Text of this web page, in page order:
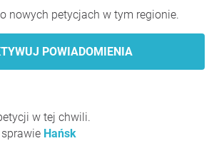
nowych petycjach w tym regionie.
w tej chwili.
Hańsk